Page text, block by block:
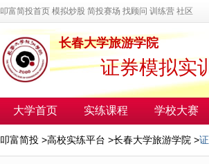
叩富简投首页 模拟炒股 简投赛场 找顾问 训练营 社区
长春大学旅游学院
证券模拟实
大学首页 实练课程 学校大赛
叩富简投 >高校实练平台 >长春大学旅游学院 >